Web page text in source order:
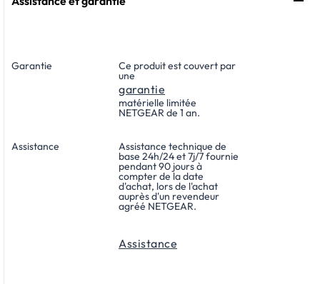
Garantie Ce produit est couvert par
une
garantie
matérielle limitée
NETGEAR de 1 an.
Assistance Assistance technique de
base 24h/24 et 7j/7 fournie
pendant 90 jours à
compter de la date
d'achat, lors de l'achat
auprès d'un revendeur
agréé NETGEAR.
Assistance